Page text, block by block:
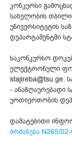
კონკურსი
სახელობის
უნივერსიტეტის
დეპარტამენტში
საკონკურსო
ელექტრონული
stajireba@tsu.ge.
- ანაზღაურებადი
ურთიერთობის
დამატებითი
ბრძანება N265/